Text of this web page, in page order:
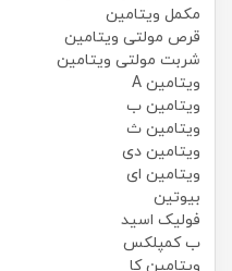
مکمل ویتامین
قرص مولتی ویتامین
شربت مولتی ویتامین
ویتامین A
ویتامین ب
ویتامین ث
ویتامین دی
ویتامین ای
بیوتین
فولیک اسید
ب کمپلکس
ویتامین کا